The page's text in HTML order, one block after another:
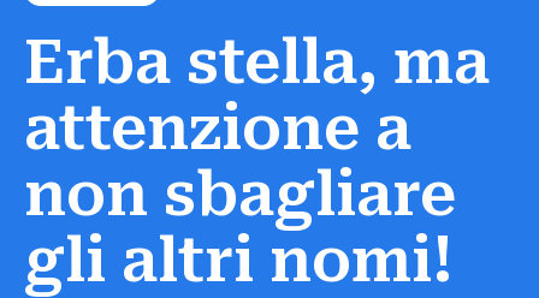
Erba stella, ma
attenzione a
non sbagliare
gli altri nomi!